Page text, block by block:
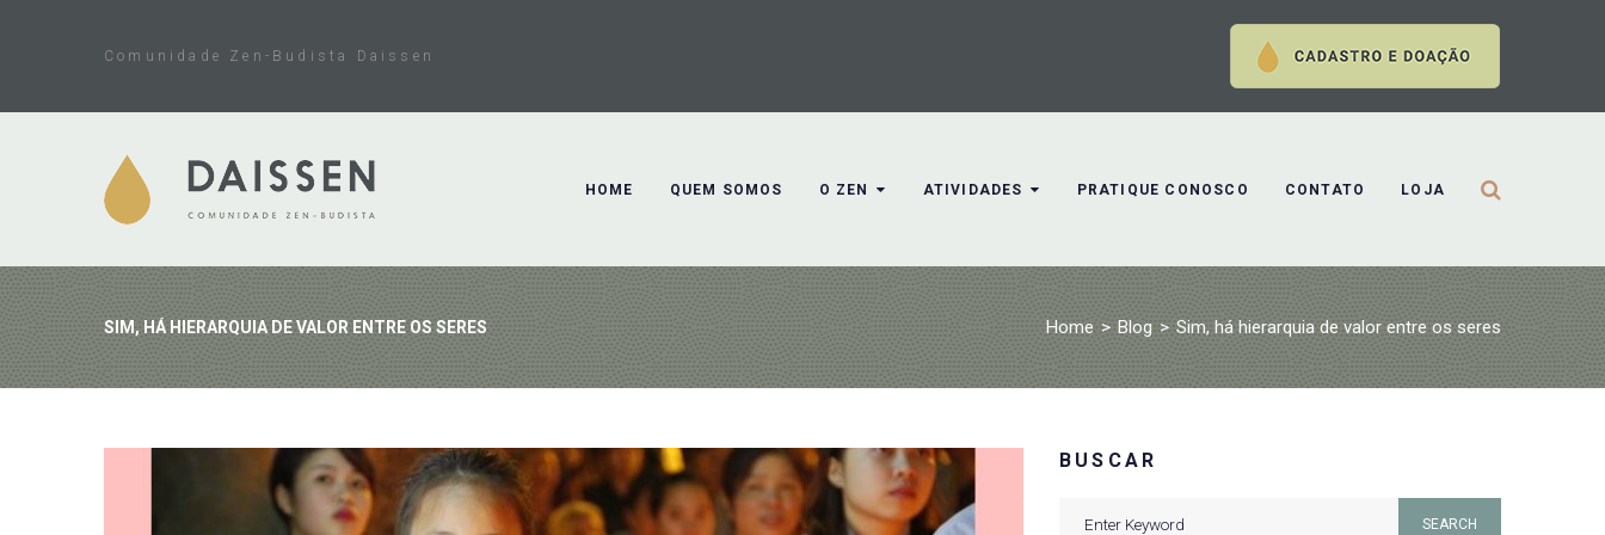
Comunidade Zen-Budista Daissen
HOME QUEM SOMOS O ZEN ATIVIDADES PRATIQUE CONOSCO CONTATO LOJA
SIM, HÁ HIERARQUIA DE VALOR ENTRE OS SERES Home > Blog > Sim, há hierarquia de valor entre os seres
BUSCAR
SEARCH